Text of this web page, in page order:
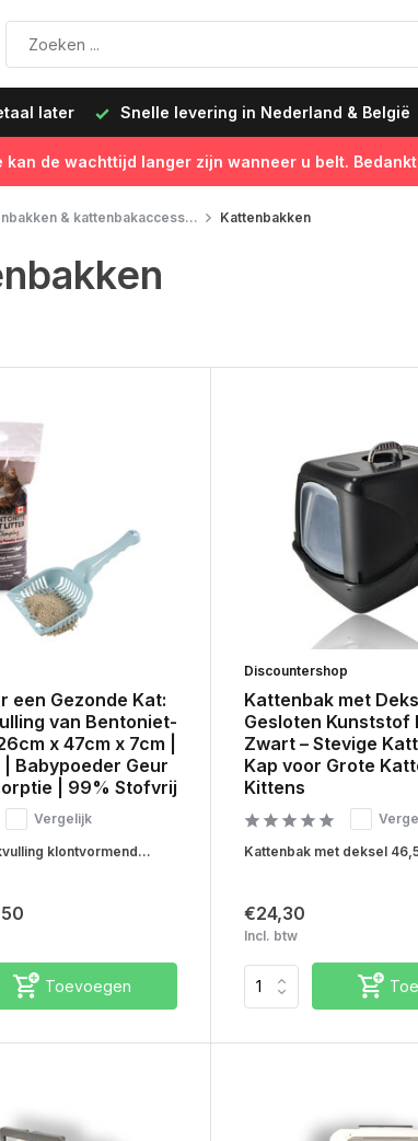
later Snelle levering in Nederland & België
kan de wachttijd langer zijn wanneer u belt.
& kattenbakaccess... Kattenbakken
een Gezonde Kat:
van Bentoniet-
x 47cm x 7cm |
Babypoeder Geur
| 99% Stofvrij
Vergelijk
klontvormend...
Toevoegen
Discountershop
Kattenbak met
Gesloten Kunststof
Zwart – Stevige
Kap voor Grote
Kittens
Kattenbak met deksel
€24,30
Incl. btw